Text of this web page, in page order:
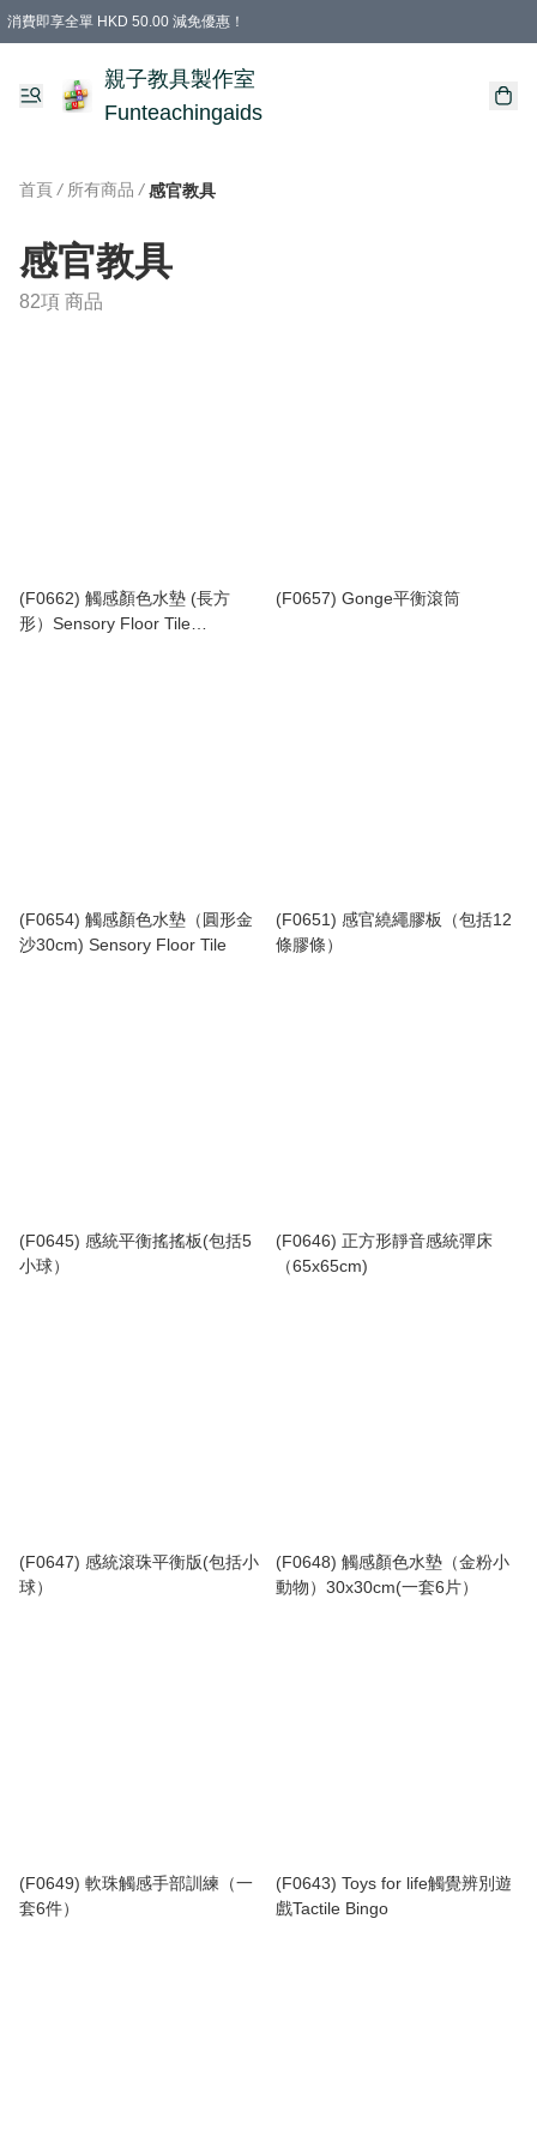
消費即享全單 HKD 50.00 減免優惠！
購物滿 HKD 699.00即享免運費優惠！（適用於 特定的送貨方式 )
凡購物滿HKD 699.00，即享免費禮品
親子教具製作室
Funteachingaids
首頁 / 所有商品 / 感官教具
感官教具
82項 商品
(F0662) 觸感顏色水墊 (長方
形）Sensory Floor Tile
(F0657) Gonge平衡滾筒
(F0654) 觸感顏色水墊（圓形金
沙30cm) Sensory Floor Tile
(F0651) 感官繞繩膠板（包括12
條膠條）
(F0645) 感統平衡搖搖板(包括5
小球）
(F0646) 正方形靜音感統彈床
（65x65cm)
(F0647) 感統滾珠平衡版(包括小
球）
(F0648) 觸感顏色水墊（金粉小
動物）30x30cm(一套6片）
(F0649) 軟珠觸感手部訓練（一
套6件）
(F0643) Toys for life觸覺辨別遊
戲Tactile Bingo